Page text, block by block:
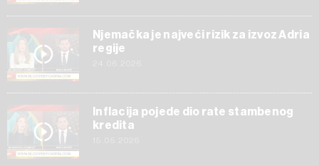
Njemačka je najveći rizik za izvoz Adria
regije
Inflacija pojede dio rate stambenog
kredita